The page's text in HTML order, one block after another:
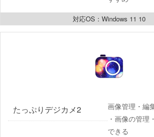
対応OS：Windows 11 10
たっぷりデジカメ2
画像管理・編
・画像の管理
できる